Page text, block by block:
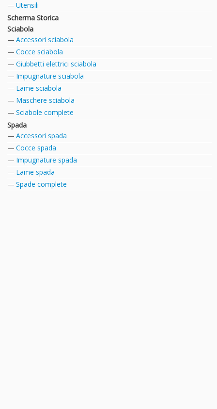
Utensili
Scherma Storica
Sciabola
Accessori sciabola
Cocce sciabola
Giubbetti elettrici sciabola
Impugnature sciabola
Lame sciabola
Maschere sciabola
Sciabole complete
Spada
Accessori spada
Cocce spada
Impugnature spada
Lame spada
Spade complete